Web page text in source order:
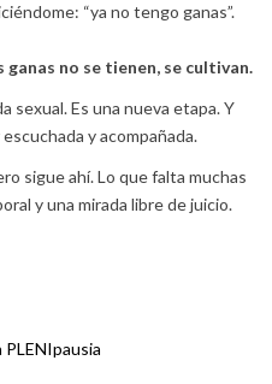
“ya no tengo ganas”.
ganas no se tienen, se cultivan.
sexual. Es una nueva etapa. Y
y acompañada.
sigue ahí. Lo que falta muchas
y una mirada libre de juicio.